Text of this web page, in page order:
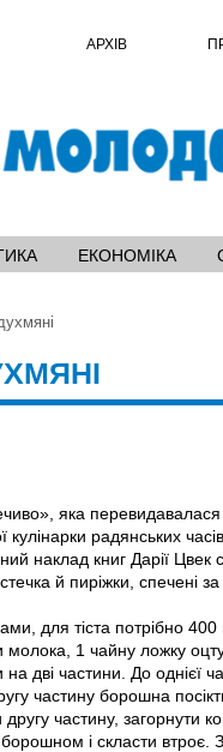
АРХІВ
ЕКОНОМІКА
яка перевидавалася
кулінарки радянських
наклад книг Дарії Цвек
й пиріжки, спечені
для тіста потрібно
1 чайну ложку
дві частини. До однієї
частину борошна
частину, загорнути
і скласти втроє.